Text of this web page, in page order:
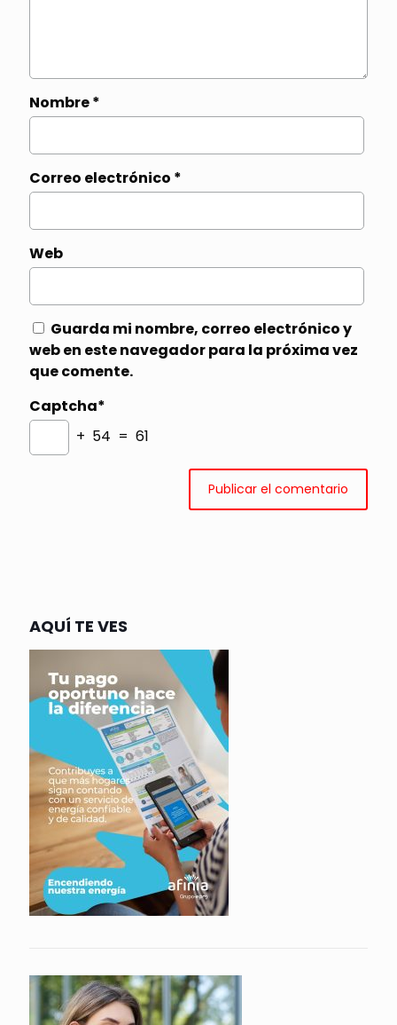
Nombre*
Correo electrónico *
Web
Guarda mi nombre, correo electrónico y
web en este navegador para la próxima vez
que comente.
Captcha*
+ 54 = 61
AQUÍ TE VES